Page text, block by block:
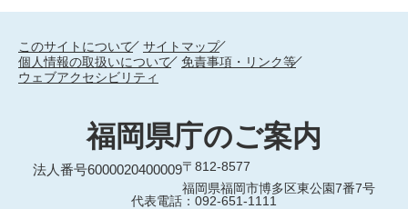
このサイトについて
サイトマップ
個人情報の取扱いについて
免責事項・リンク等
ウェブアクセシビリティ
福岡県庁のご案内
法人番号6000020400009〒812-8577
福岡県福岡市博多区東公園7番7号
代表電話：092-651-1111